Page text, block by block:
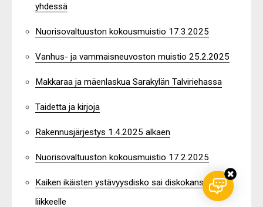
yhdessä
Nuorisovaltuuston kokousmuistio 17.3.2025
Vanhus- ja vammaisneuvoston muistio 25.2.2025
Makkaraa ja mäenlaskua Sarakylän Talviriehassa
Taidetta ja kirjoja
Rakennusjärjestys 1.4.2025 alkaen
Nuorisovaltuuston kokousmuistio 17.2.2025
Kaiken ikäisten ystävyysdisko sai diskokansan
liikkeelle